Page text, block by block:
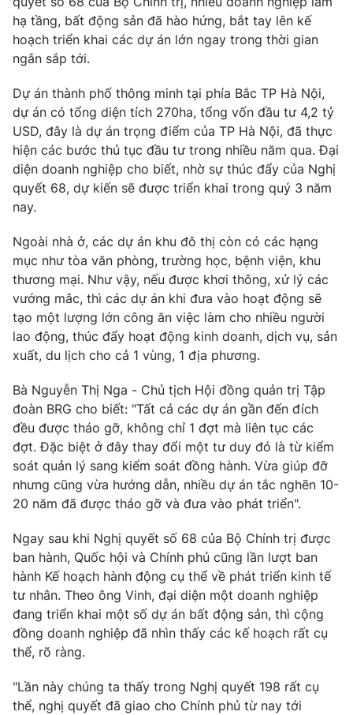
hạ tầng, bất động sản đã hào hứng, bắt tay lên kế
hoạch triển khai các dự án lớn ngay trong thời gian
ngắn sắp tới.
Dự án thành phố thông minh tại phía Bắc TP Hà Nội,
dự án có tổng diện tích 270ha, tổng vốn đầu tư 4,2 tỷ
USD, đây là dự án trọng điểm của TP Hà Nội, đã thực
hiện các bước thủ tục đầu tư trong nhiều năm qua. Đại
diện doanh nghiệp cho biết, nhờ sự thúc đẩy của Nghị
quyết 68, dự kiến sẽ được triển khai trong quý 3 năm
nay.
Ngoài nhà ở, các dự án khu đô thị còn có các hạng
mục như tòa văn phòng, trường học, bệnh viện, khu
thương mại. Như vậy, nếu được khơi thông, xử lý các
vướng mắc, thì các dự án khi đưa vào hoạt động sẽ
tạo một lượng lớn công ăn việc làm cho nhiều người
lao động, thúc đẩy hoạt động kinh doanh, dịch vụ, sản
xuất, du lịch cho cả 1 vùng, 1 địa phương.
Bà Nguyễn Thị Nga - Chủ tịch Hội đồng quản trị Tập
đoàn BRG cho biết: "Tất cả các dự án gần đến đích
đều được tháo gỡ, không chỉ 1 đợt mà liên tục các
đợt. Đặc biệt ở đây thay đổi một tư duy đó là từ kiểm
soát quản lý sang kiểm soát đồng hành. Vừa giúp đỡ
nhưng cũng vừa hướng dẫn, nhiều dự án tắc nghẽn 10-
20 năm đã được tháo gỡ và đưa vào phát triển".
Ngay sau khi Nghị quyết số 68 của Bộ Chính trị được
ban hành, Quốc hội và Chính phủ cũng lần lượt ban
hành Kế hoạch hành động cụ thể về phát triển kinh tế
tư nhân. Theo ông Vinh, đại diện một doanh nghiệp
đang triển khai một số dự án bất động sản, thì cộng
đồng doanh nghiệp đã nhìn thấy các kế hoạch rất cụ
thể, rõ ràng.
"Lần này chúng ta thấy trong Nghị quyết 198 rất cụ
thể, nghị quyết đã giao cho Chính phủ từ nay tới